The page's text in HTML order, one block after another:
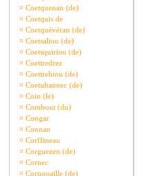
¤ Coetquenan (de)
¤ Coetquis de
¤ Coetquévéran (de)
¤ Coetsaliou (de)
¤ Coetsquiriou (de)
¤ Coettredrez
¤ Coettrehiou (de)
¤ Coetuhannec (de)
¤ Coin (le)
¤ Combout (du)
¤ Congar
¤ Connan
¤ Corffineau
¤ Corguezen (de)
¤ Cornec
¤ Cornouaille (de)